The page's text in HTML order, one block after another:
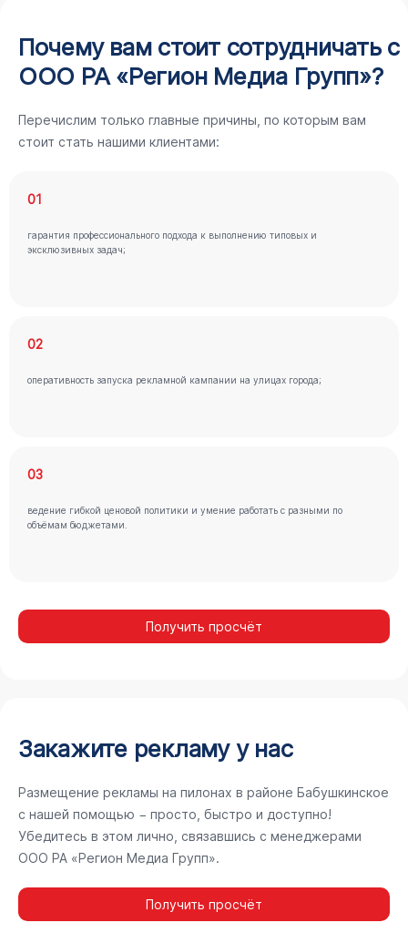
Почему вам стоит сотрудничать с
ООО РА «Регион Медиа Групп»?
Перечислим только главные причины, по которым вам
стоит стать нашими клиентами:
01
гарантия профессионального подхода к выполнению типовых и
эксклюзивных задач;
02
оперативность запуска рекламной кампании на улицах города;
03
ведение гибкой ценовой политики и умение работать с разными по
объёмам бюджетами.
Получить просчёт
Закажите рекламу у нас
Размещение рекламы на пилонах в районе Бабушкинское
с нашей помощью − просто, быстро и доступно!
Убедитесь в этом лично, связавшись с менеджерами
ООО РА «Регион Медиа Групп».
Получить просчёт